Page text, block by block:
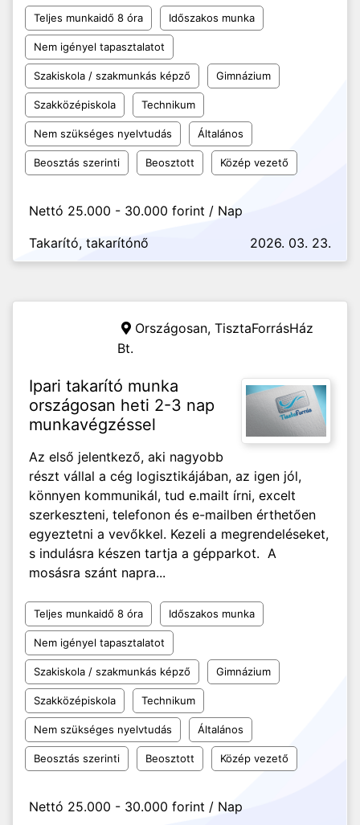
Teljes munkaidő 8 óra Időszakos munka
Nem igényel tapasztalatot
Szakiskola / szakmunkás képző Gimnázium
Szakközépiskola Technikum
Nem szükséges nyelvtudás Általános
Beosztás szerinti Beosztott Közép vezető
Nettó 25.000 - 30.000 forint / Nap
Takarító, takarítónő
2026. 03. 23.
Országosan, TisztaForrásHáz
Bt.
Ipari takarító munka
országosan heti 2-3 nap
munkavégzéssel
Az első jelentkező, aki nagyobb
részt vállal a cég logisztikájában, az igen jól,
könnyen kommunikál, tud e.mailt írni, excelt
szerkeszteni, telefonon és e-mailben érthetően
egyeztetni a vevőkkel. Kezeli a megrendeléseket,
s indulásra készen tartja a gépparkot. A
mosásra szánt napra...
Teljes munkaidő 8 óra Időszakos munka
Nem igényel tapasztalatot
Szakiskola / szakmunkás képző Gimnázium
Szakközépiskola Technikum
Nem szükséges nyelvtudás Általános
Beosztás szerinti Beosztott Közép vezető
Nettó 25.000 - 30.000 forint / Nap